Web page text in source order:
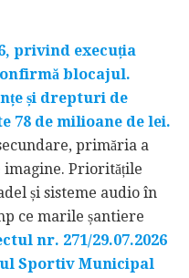
privind execuția
blocajul.
și drepturi de
78 de milioane de lei.
primăria a
Prioritățile
și sisteme audio în
ce marile șantiere
nr. 271/29.07.2026
Sportiv Municipal